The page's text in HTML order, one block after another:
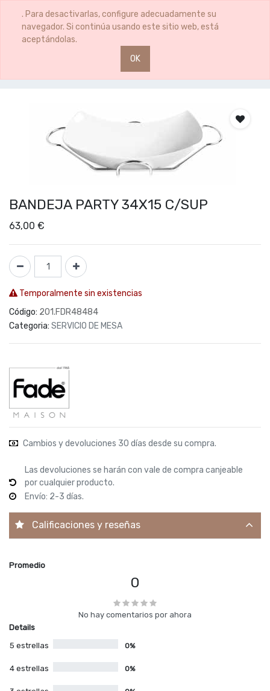
. Para desactivarlas, configure adecuadamente su
navegador. Si continúa usando este sitio web, está
aceptándolas.
OK
0 0
BANDEJA PARTY 34X15 C/SUP
BANDEJA PARTY 34X15 C/SUP
63,00 €
Temporalmente sin existencias
Código: 201.FDR48484
Categoria: SERVICIO DE MESA
Cambios y devoluciones 30 días desde su compra.
Las devoluciones se harán con vale de compra canjeable
por cualquier producto.
Envío: 2-3 días.
Calificaciones y reseñas
Promedio
0
No hay comentarios por ahora
Details
5 estrellas
0%
4 estrellas 0%